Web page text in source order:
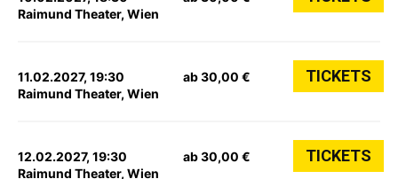
Raimund Theater, Wien
11.02.2027, 19:30
Raimund Theater, Wien
ab 30,00 € TICKETS
12.02.2027, 19:30
Raimund Theater, Wien
ab 30,00 € TICKETS